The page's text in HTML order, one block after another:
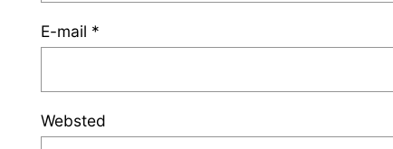
E-mail *
Websted